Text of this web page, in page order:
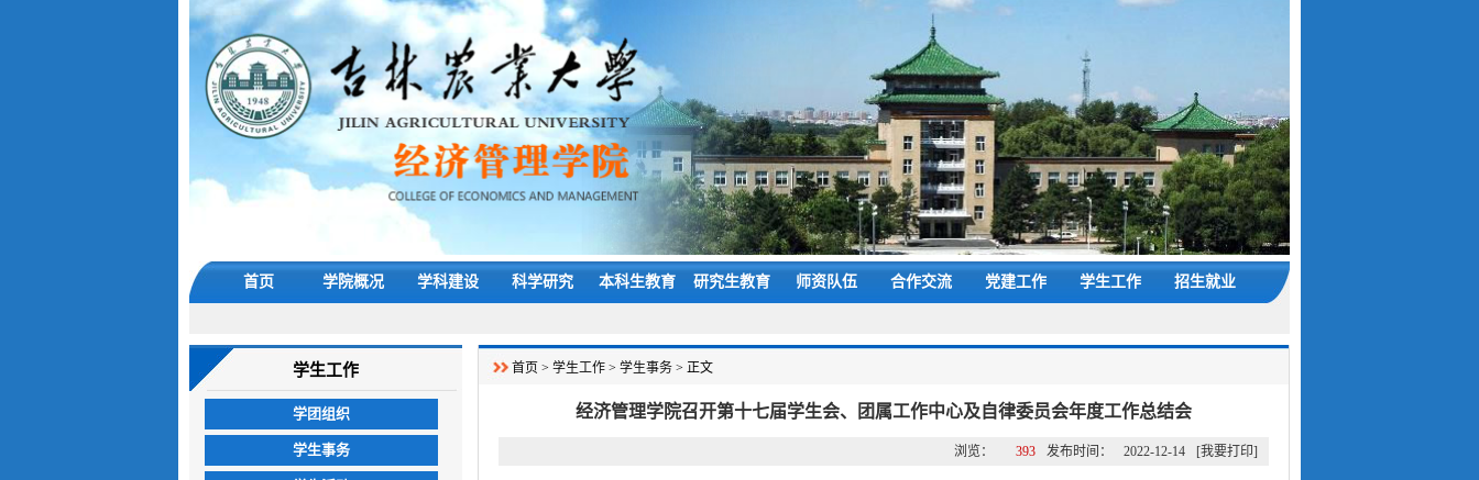
首页 学院概况 学科建设 科学研究 本科生教育 研究生教育 师资队伍 合作交流 党建工作 学生工作 招生就业
学生工作
学团组织
学生事务
首页 > 学生工作 > 学生事务 > 正文
经济管理学院召开第十七届学生会、团属工作中心及自律委员会年度工作总结会
浏览： 393 发布时间： 2022-12-14 [我要打印]